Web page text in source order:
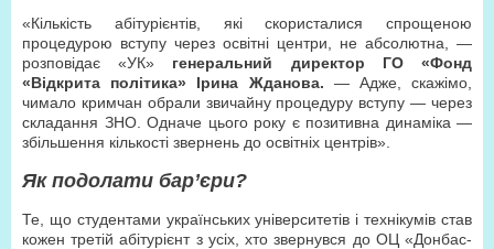
«Кількість абітурієнтів, які скористалися спрощеною
процедурою вступу через освітні центри, не абсолютна, —
розповідає «УК» генеральний директор ГО «Фонд
«Відкрита політика» Ірина Жданова. — Адже, скажімо,
чимало кримчан обрали звичайну процедуру вступу — через
складання ЗНО. Одначе цього року є позитивна динаміка —
збільшення кількості звернень до освітніх центрів».
Як подолати бар’єри?
Те, що студентами українських університетів і технікумів став
кожен третій абітурієнт з усіх, хто звернувся до ОЦ «Донбас-